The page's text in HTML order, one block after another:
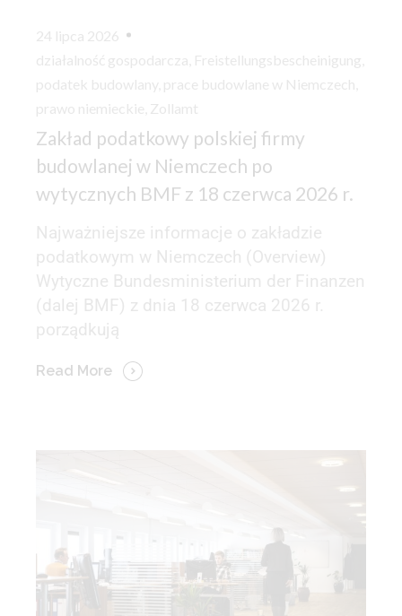
24 lipca 2026
działalność gospodarcza Freistellungsbescheinigung
podatek budowlany prace budowlane w Niemczech
prawo niemieckie
Zollamt
Zakład podatkowy polskiej firmy
budowlanej w Niemczech po
wytycznych BMF z 18 czerwca 2026 r.
Najważniejsze informacje o zakładzie
podatkowym w Niemczech (Overview)
Wytyczne Bundesministerium der Finanzen
(dalej BMF) z dnia 18 czerwca 2026 r.
porządkują
Read More